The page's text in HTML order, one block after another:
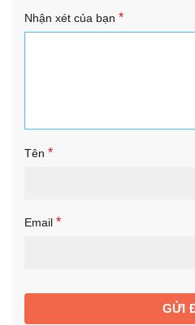
Nhận xét của bạn *
Tên *
Email *